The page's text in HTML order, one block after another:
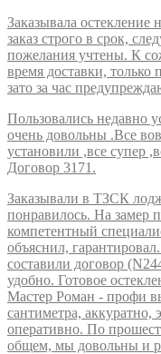
Заказывала
заказ строго в срок,
пожелания учтены. К
время доставки,
зато за час
Пользовались недавно
очень довольны .Все
установили ,все супер
Договор 3171.
Заказывали в ТЗСК
понравилось. На замер
компетентный
объяснил,
составили договор
удобно. Готовое
Мастер Роман - профи
сантиметра, аккуратно,
оперативно. По
общем, мы довольны и